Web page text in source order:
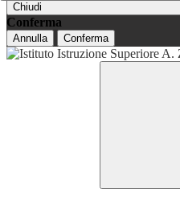
Chiudi
Conferma
Annulla Conferma